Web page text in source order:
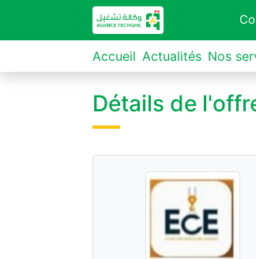
Accueil Actualités Nos
Détails de